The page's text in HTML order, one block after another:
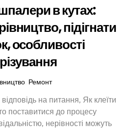
в кутах:
підігнати
особливості
Ремонт
на питання, Як клеїти
поставитися до процесу
нерівності можуть